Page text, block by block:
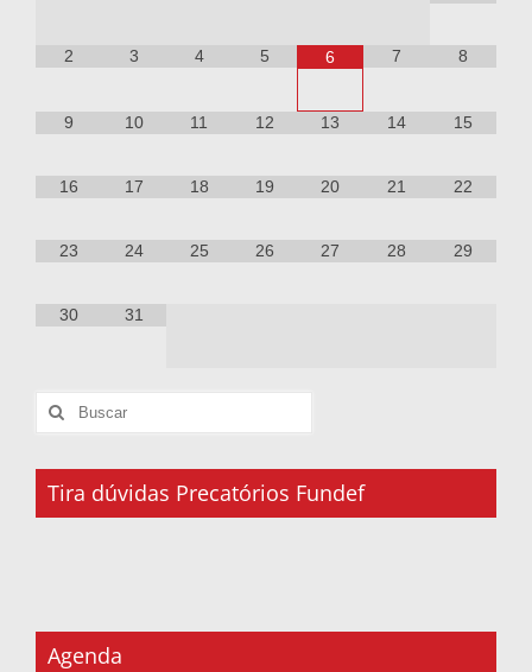
2 3 4 5 6 7 8
9 10 11 12 13 14 15
16 17 18 19 20 21 22
23 24 25 26 27 28 29
30 31
Tira dúvidas Precatórios Fundef
Agenda